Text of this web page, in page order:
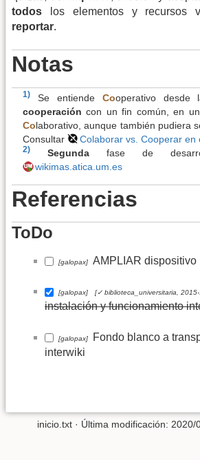
todos los elementos y recursos
reportar.
Notas
1) Se entiende Cooperativo desde
cooperación con un fin común, en
Colaborativo, aunque también pudiera
Consultar
Colaborar vs. Cooperar en
2) Segunda fase de
wikimas.atica.um.es
Referencias
ToDo
[galopax] AMPLIAR dispositivo
[galopax] [✓ biblioteca_universitaria,
instalación y funcionamiento
[galopax]
Fondo blanco a
interwiki
inicio.txt · Última modificación: